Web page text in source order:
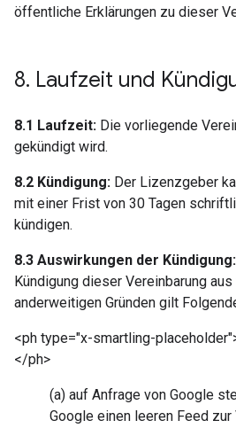
öffentliche Erklärungen zu dieser
8. Laufzeit und
8.1 Laufzeit: Die vorliegende
gekündigt wird.
8.2 Kündigung: Der Lizenzgeber
mit einer Frist von 30 Tagen
kündigen.
8.3 Auswirkungen der Kündigung:
Kündigung dieser Vereinbarung
anderweitigen Gründen gilt
<ph type="x-smartling-
</ph>
(a) auf Anfrage von Google
Google einen leeren Feed zur